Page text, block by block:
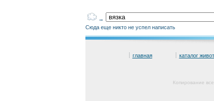
→
Сюда еще никто не успел написать
главная каталог
Копирование